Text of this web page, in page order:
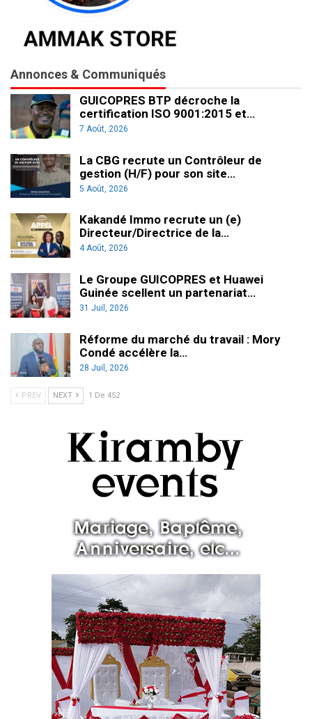
Annonces & Communiqués
GUICOPRES BTP décroche la
certification ISO 9001:2015 et…
7 Août, 2026
La CBG recrute un Contrôleur de
gestion (H/F) pour son site…
5 Août, 2026
Kakandé Immo recrute un (e)
Directeur/Directrice de la…
4 Août, 2026
Le Groupe GUICOPRES et Huawei
Guinée scellent un partenariat…
31 Juil, 2026
Réforme du marché du travail : Mory
Condé accélère la…
28 Juil, 2026
PREV NEXT 1 De 452